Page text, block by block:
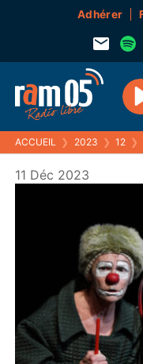
Adhérer
ACCUEIL ❯ 2023 ❯ 12 ❯
11 Déc 2023